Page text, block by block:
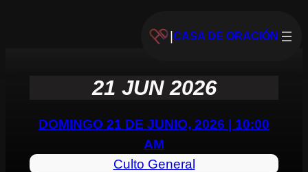
|CASA DE ORACIÓN
21 JUN 2026
DOMINGO 21 DE JUNIO, 2026 | 10:00
AM
Culto General